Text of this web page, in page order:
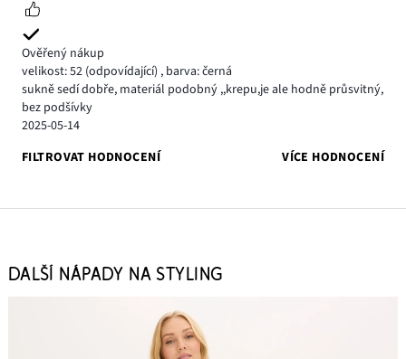
Ověřený nákup
velikost: 52 (odpovídající) , barva: černá
sukně sedí dobře, materiál podobný ,,krepu,je ale hodně průsvitný,
bez podšívky
2025-05-14
FILTROVAT HODNOCENÍ
VÍCE HODNOCENÍ
DALŠÍ NÁPADY NA STYLING